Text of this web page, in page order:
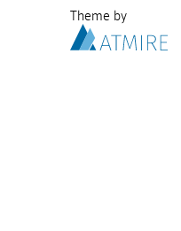
Theme by